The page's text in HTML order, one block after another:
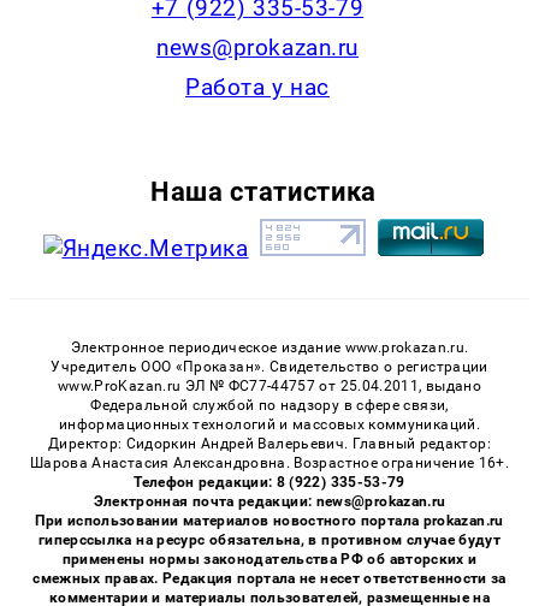
+7 (922) 335-53-79
news@prokazan.ru
Работа у нас
Наша статистика
Электронное периодическое издание www.prokazan.ru.
Учредитель ООО «Проказан». Cвидетельство о регистрации
www.ProKazan.ru ЭЛ № ФС77-44757 от 25.04.2011, выдано
Федеральной службой по надзору в сфере связи,
информационных технологий и массовых коммуникаций.
Директор: Сидоркин Андрей Валерьевич. Главный редактор:
Шарова Анастасия Александровна. Возрастное ограничение 16+.
Телефон редакции: 8 (922) 335-53-79
Электронная почта редакции: news@prokazan.ru
При использовании материалов новостного портала prokazan.ru
гиперссылка на ресурс обязательна, в противном случае будут
применены нормы законодательства РФ об авторских и
смежных правах. Редакция портала не несет ответственности за
комментарии и материалы пользователей, размещенные на